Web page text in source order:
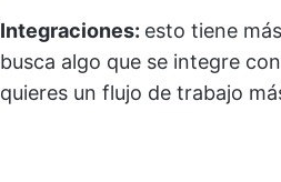
Integraciones: esto tiene
busca algo que se integre
quieres un flujo de trabajo